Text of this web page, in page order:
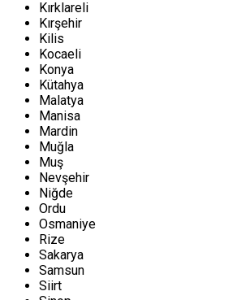
Kırklareli
Kırşehir
Kilis
Kocaeli
Konya
Kütahya
Malatya
Manisa
Mardin
Muğla
Muş
Nevşehir
Niğde
Ordu
Osmaniye
Rize
Sakarya
Samsun
Siirt